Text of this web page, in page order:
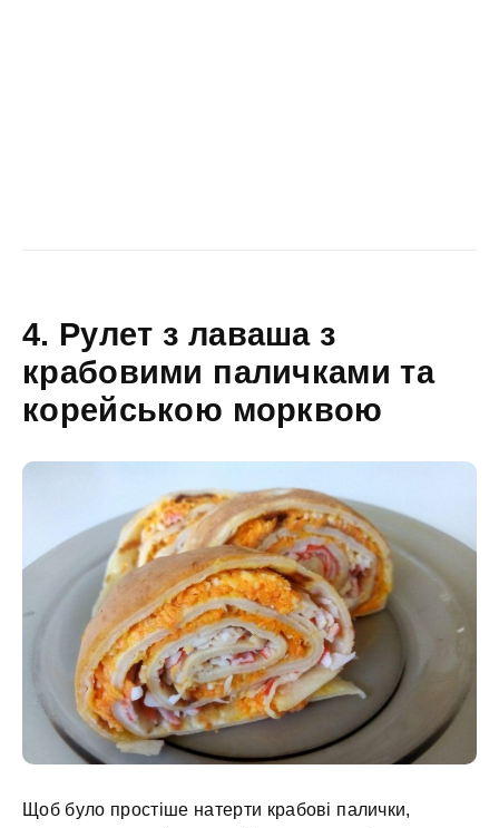
4. Рулет з лаваша з
крабовими паличками та
корейською морквою
Щоб було простіше натерти крабові палички,